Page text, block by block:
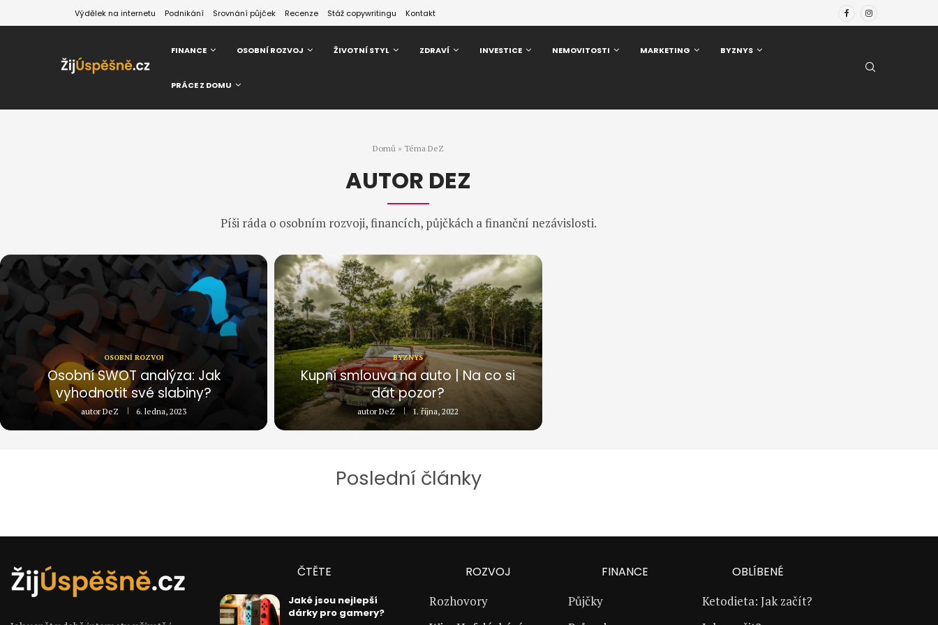
Výdělek na internetu Podnikání Srovnání půjček Recenze Stáž copywritingu Kontakt
FINANCE OSOBNÍ ROZVOJ ŽIVOTNÍ STYL ZDRAVÍ INVESTICE NEMOVITOSTI MARKETING BYZNYS
PRÁCE Z DOMU
Domů » Téma DeZ
AUTOR DEZ
Píši ráda o osobním rozvoji, financích, půjčkách a finanční nezávislosti.
OSOBNÍ ROZVOJ
Osobní SWOT analýza: Jak
vyhodnotit své slabiny?
autorDeZ 6. ledna, 2023
BYZNYS
Kupní smlouva na auto | Na co si
dát pozor?
autorDeZ 1. října, 2022
Poslední články
ČTĚTE
Jaké jsou nejlepší
dárky pro gamery?
ROZVOJ
Rozhovory
FINANCE
Půjčky
OBLÍBENÉ
Ketodieta: Jak začít?